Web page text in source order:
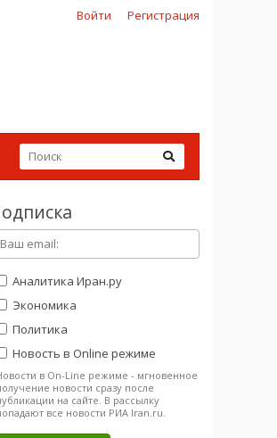
Войти Регистрация
Аналитика Иран.ру
Экономика
Политика
Новость в Online режиме
в On-Line режиме - мгновенное
новости сразу после
на сайте. В рассылку
все новости РИА Iran.ru.